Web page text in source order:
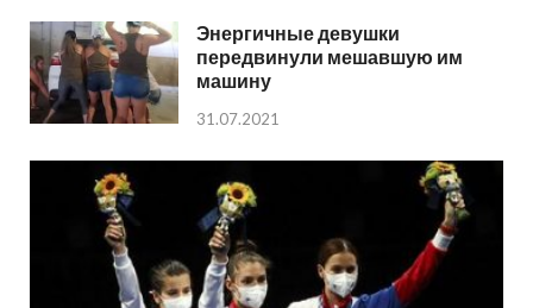
Энергичные девушки
передвинули мешавшую им
машину
31.07.2021